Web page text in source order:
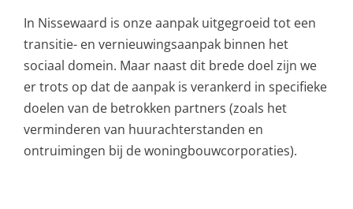
In Nissewaard is onze aanpak uitgegroeid tot een
transitie- en vernieuwingsaanpak binnen het
sociaal domein. Maar naast dit brede doel zijn we
er trots op dat de aanpak is verankerd in specifieke
doelen van de betrokken partners (zoals het
verminderen van huurachterstanden en
ontruimingen bij de woningbouwcorporaties).